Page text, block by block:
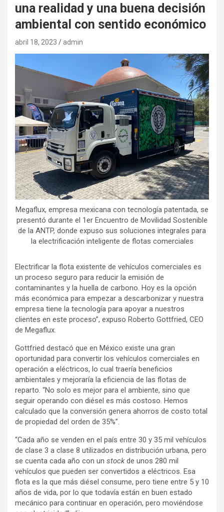
una realidad y una buena decisión
ambiental con sentido económico
abril 18, 2023 admin
Megaflux, empresa mexicana con tecnología patentada, se
presentó durante el 1er Encuentro de Movilidad Sostenible
de la ANTP, donde expuso sus soluciones integrales para
la electrificación inteligente de flotas comerciales
Electrificar la flota existente de vehículos comerciales es
un proceso seguro para reducir la emisión de
contaminantes y la huella de carbono. Hoy es la opción
más económica para empezar a descarbonizar y nuestra
empresa tiene la tecnología para apoyar a nuestros
clientes en este proceso”, expuso Roberto Gottfried, CEO
de Megaflux.
Gottfried destacó que en México existe una gran
oportunidad para convertir los vehículos comerciales en
operación a eléctricos, lo cual traería beneficios
ambientales y mejoraría la eficiencia de las flotas de
reparto. “No solo es mejor para el ambiente, sino que
seguir operando con diésel es más costoso. Hemos
calculado que la conversión genera ahorros de costo total
de propiedad del orden de 35%”.
“Cada año se venden en el país entre 30 y 35 mil vehículos
de clase 3 a clase 8 utilizados en distribución urbana, pero
se cuenta cada año con un stockde unos 280 mil
vehículos que pueden ser convertidos a eléctricos. Esa
flota es la que más diésel consume, pero tiene entre 5 y 10
años de vida, por lo que todavía están en buen estado
mecánico para continuar en operación, pero moviéndose